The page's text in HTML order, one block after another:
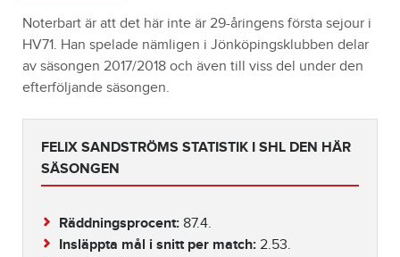
Noterbart är att det här inte är 29-åringens första sejour i
HV71. Han spelade nämligen i Jönköpingsklubben delar
av säsongen 2017/2018 och även till viss del under den
efterföljande säsongen.
FELIX SANDSTRÖMS STATISTIK I SHL DEN HÄR
SÄSONGEN
Räddningsprocent: 87.4.
Insläppta mål i snitt per match: 2.53.